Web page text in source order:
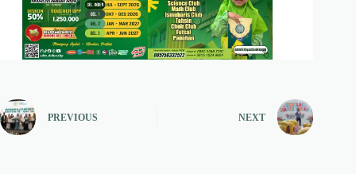
PREVIOUS NEXT